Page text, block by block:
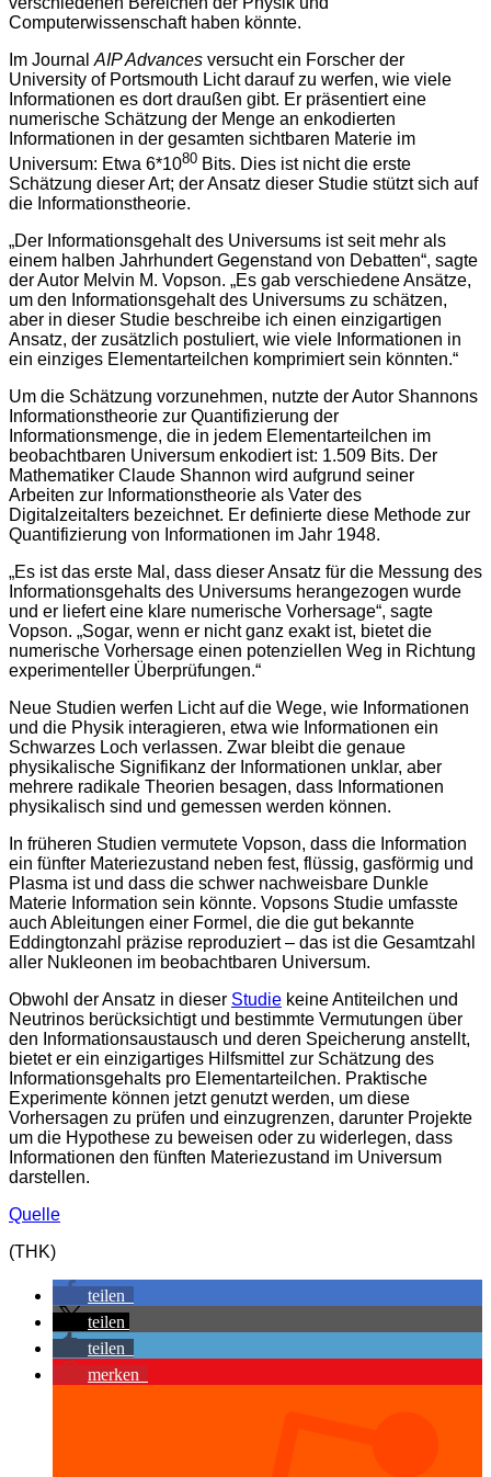
Computerwissenschaft haben könnte.
Im Journal AIP Advances versucht ein Forscher der
University of Portsmouth Licht darauf zu werfen, wie viele
Informationen es dort draußen gibt. Er präsentiert eine
numerische Schätzung der Menge an enkodierten
Informationen in der gesamten sichtbaren Materie im
Universum: Etwa 6*1080 Bits. Dies ist nicht die erste
Schätzung dieser Art; der Ansatz dieser Studie stützt sich auf
die Informationstheorie.
„Der Informationsgehalt des Universums ist seit mehr als
einem halben Jahrhundert Gegenstand von Debatten“, sagte
der Autor Melvin M. Vopson. „Es gab verschiedene Ansätze,
um den Informationsgehalt des Universums zu schätzen,
aber in dieser Studie beschreibe ich einen einzigartigen
Ansatz, der zusätzlich postuliert, wie viele Informationen in
ein einziges Elementarteilchen komprimiert sein könnten.“
Um die Schätzung vorzunehmen, nutzte der Autor Shannons
Informationstheorie zur Quantifizierung der
Informationsmenge, die in jedem Elementarteilchen im
beobachtbaren Universum enkodiert ist: 1.509 Bits. Der
Mathematiker Claude Shannon wird aufgrund seiner
Arbeiten zur Informationstheorie als Vater des
Digitalzeitalters bezeichnet. Er definierte diese Methode zur
Quantifizierung von Informationen im Jahr 1948.
„Es ist das erste Mal, dass dieser Ansatz für die Messung des
Informationsgehalts des Universums herangezogen wurde
und er liefert eine klare numerische Vorhersage“, sagte
Vopson. „Sogar, wenn er nicht ganz exakt ist, bietet die
numerische Vorhersage einen potenziellen Weg in Richtung
experimenteller Überprüfungen.“
Neue Studien werfen Licht auf die Wege, wie Informationen
und die Physik interagieren, etwa wie Informationen ein
Schwarzes Loch verlassen. Zwar bleibt die genaue
physikalische Signifikanz der Informationen unklar, aber
mehrere radikale Theorien besagen, dass Informationen
physikalisch sind und gemessen werden können.
In früheren Studien vermutete Vopson, dass die Information
ein fünfter Materiezustand neben fest, flüssig, gasförmig und
Plasma ist und dass die schwer nachweisbare Dunkle
Materie Information sein könnte. Vopsons Studie umfasste
auch Ableitungen einer Formel, die die gut bekannte
Eddingtonzahl präzise reproduziert – das ist die Gesamtzahl
aller Nukleonen im beobachtbaren Universum.
Obwohl der Ansatz in dieser Studie keine Antiteilchen und
Neutrinos berücksichtigt und bestimmte Vermutungen über
den Informationsaustausch und deren Speicherung anstellt,
bietet er ein einzigartiges Hilfsmittel zur Schätzung des
Informationsgehalts pro Elementarteilchen. Praktische
Experimente können jetzt genutzt werden, um diese
Vorhersagen zu prüfen und einzugrenzen, darunter Projekte
um die Hypothese zu beweisen oder zu widerlegen, dass
Informationen den fünften Materiezustand im Universum
darstellen.
Quelle
(THK)
teilen
teilen
teilen
merken